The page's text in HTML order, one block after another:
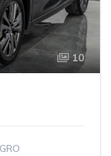
10